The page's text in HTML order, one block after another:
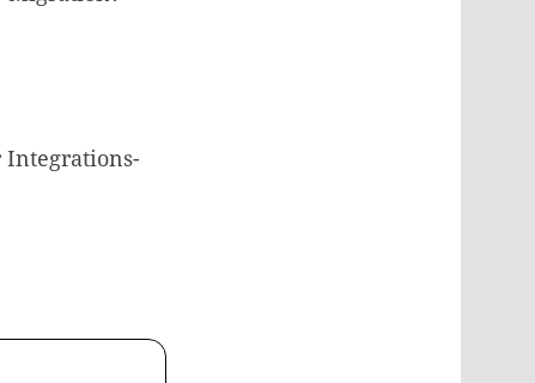
Integrations-